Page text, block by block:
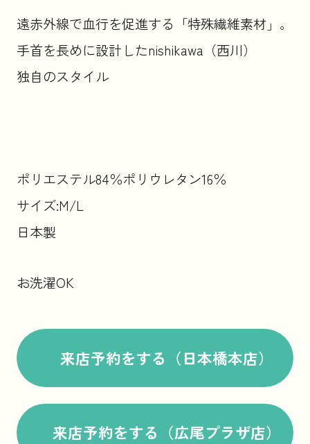
遠赤外線で血行を促進する「特殊繊維素材」。
手首を長めに設計したnishikawa（西川）
独自のスタイル
ポリエステル84％ポリウレタン16％
サイズ:M/L
日本製
お洗濯OK
来店予約をする（日本橋本店）
来店予約をする（広尾プラザ店）